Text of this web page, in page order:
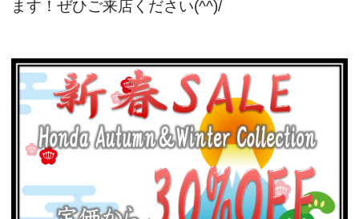
ます！ぜひご来店ください(^^)/